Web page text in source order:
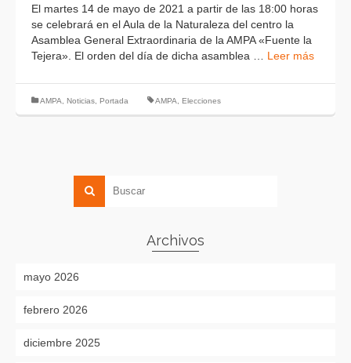
El martes 14 de mayo de 2021 a partir de las 18:00 horas
se celebrará en el Aula de la Naturaleza del centro la
Asamblea General Extraordinaria de la AMPA «Fuente la
Tejera». El orden del día de dicha asamblea … Leer más
AMPA Noticias Portada AMPA Elecciones
Archivos
mayo 2026
febrero 2026
diciembre 2025